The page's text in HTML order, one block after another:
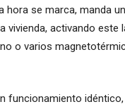
se marca, manda
vivienda, activando este
o varios
funcionamiento